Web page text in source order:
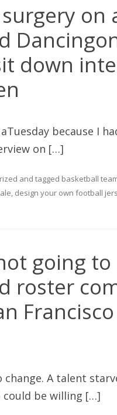
on
down
because I
on […]
and tagged basketball
, design your own football
going to
roster
change. A talent
could be willing […]